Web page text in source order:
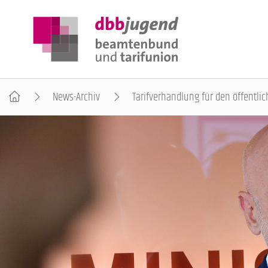
AUSBILDUNGSINFORMATIONEN
INTERNATIONALES
News-Archiv Tarifverhandlung für den